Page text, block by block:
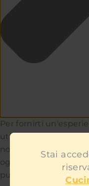
Per fornirti
utilizziamo i cookie
nostro sito e servizio.
ogni utente e non ti
pubblicitari fastidiosi.
Stai